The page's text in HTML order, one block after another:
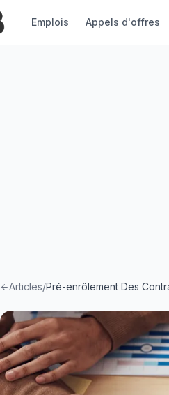
Emplois Appels d'offres
Articles/